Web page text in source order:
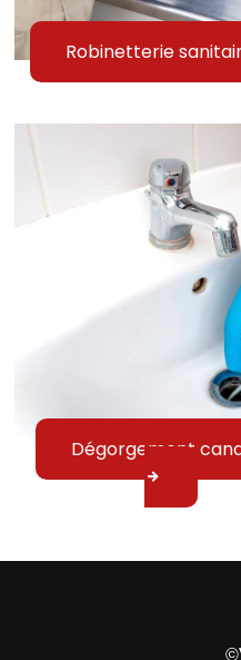
Robinetterie
Dégorgement
©